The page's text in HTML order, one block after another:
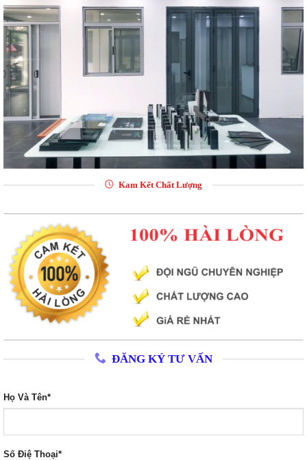
Kam Kết Chất Lượng
ĐĂNG KÝ TƯ VẤN
Họ Và Tên*
Số Điệ Thoại*